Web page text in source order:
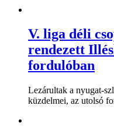
V. liga déli
rendezett
fordulóban
Lezárultak a nyugat-
küzdelmei, az utolsó